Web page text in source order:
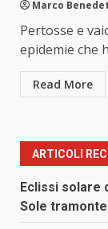
Marco
Pertosse e
epidemie che
Read More
ARTICOLI
Eclissi solare
Sole